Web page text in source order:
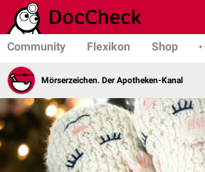
Community Flexikon Shop
Mörserzeichen. Der Apotheken-Kanal